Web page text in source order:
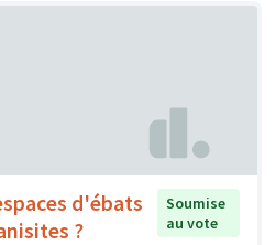
d'ébats
?
Soumise
au vote